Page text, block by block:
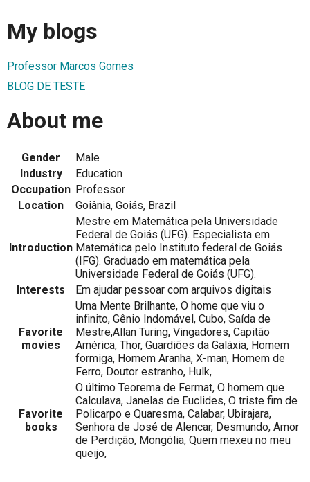
My blogs
Professor Marcos Gomes
BLOG DE TESTE
About me
Gender
Male
Industry
Education
Occupation Professor
Location
Goiânia, Goiás, Brazil
Introduction
Mestre em Matemática pela Universidade
Federal de Goiás (UFG). Especialista em
Matemática pelo Instituto federal de Goiás
(IFG). Graduado em matemática pela
Universidade Federal de Goiás (UFG).
Interests
Em ajudar pessoar com arquivos digitais
Favorite
movies
Uma Mente Brilhante, O home que viu o
infinito, Gênio Indomável, Cubo, Saída de
Mestre,Allan Turing, Vingadores, Capitão
América, Thor, Guardiões da Galáxia, Homem
formiga, Homem Aranha, X-man, Homem de
Ferro, Doutor estranho, Hulk,
Favorite
books
O último Teorema de Fermat, O homem que
Calculava, Janelas de Euclides, O triste fim de
Policarpo e Quaresma, Calabar, Ubirajara,
Senhora de José de Alencar, Desmundo, Amor
de Perdição, Mongólia, Quem mexeu no meu
queijo,